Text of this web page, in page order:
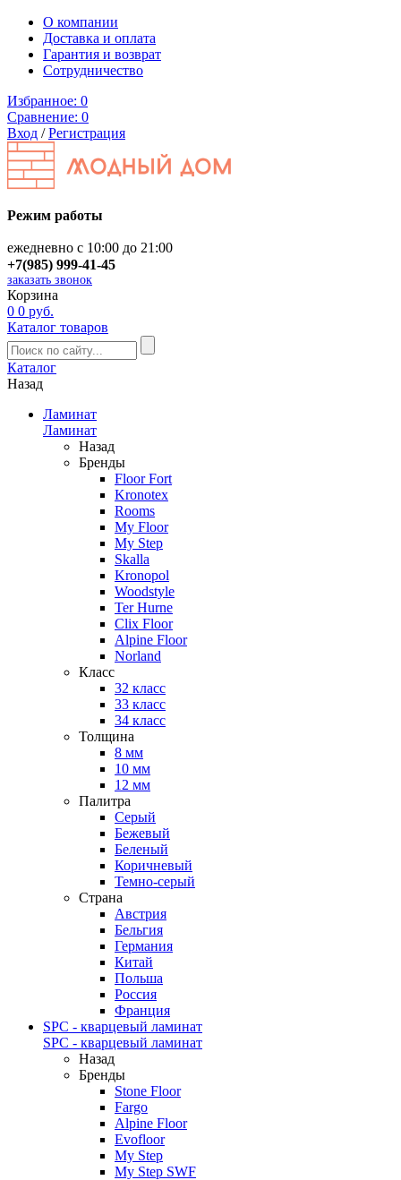
О компании
Доставка и оплата
Гарантия и возврат
Сотрудничество
Избранное: 0
Сравнение: 0
Вход /Регистрация
Режим работы
ежедневно с 10:00 до 21:00
+7(985) 999-41-45
заказать звонок
Корзина
0 0 руб.
Каталог товаров
Каталог
Назад
Ламинат
Ламинат
Назад
Бренды
Floor Fort
Kronotex
Rooms
My Floor
My Step
Skalla
Kronopol
Woodstyle
Ter Hurne
Clix Floor
Alpine Floor
Norland
Класс
32 класс
33 класс
34 класс
Толщина
8 мм
10 мм
12 мм
Палитра
Серый
Бежевый
Беленый
Коричневый
Темно-серый
Страна
Австрия
Бельгия
Германия
Китай
Польша
Россия
Франция
SPC - кварцевый ламинат
SPC - кварцевый ламинат
Назад
Бренды
Stone Floor
Fargo
Alpine Floor
Evofloor
My Step
My Step SWF